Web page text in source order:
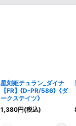
星刻姫テュラン_ダイナ
【FR】{D-PR/586}《ダ
ークステイツ》
1,380円(税込)